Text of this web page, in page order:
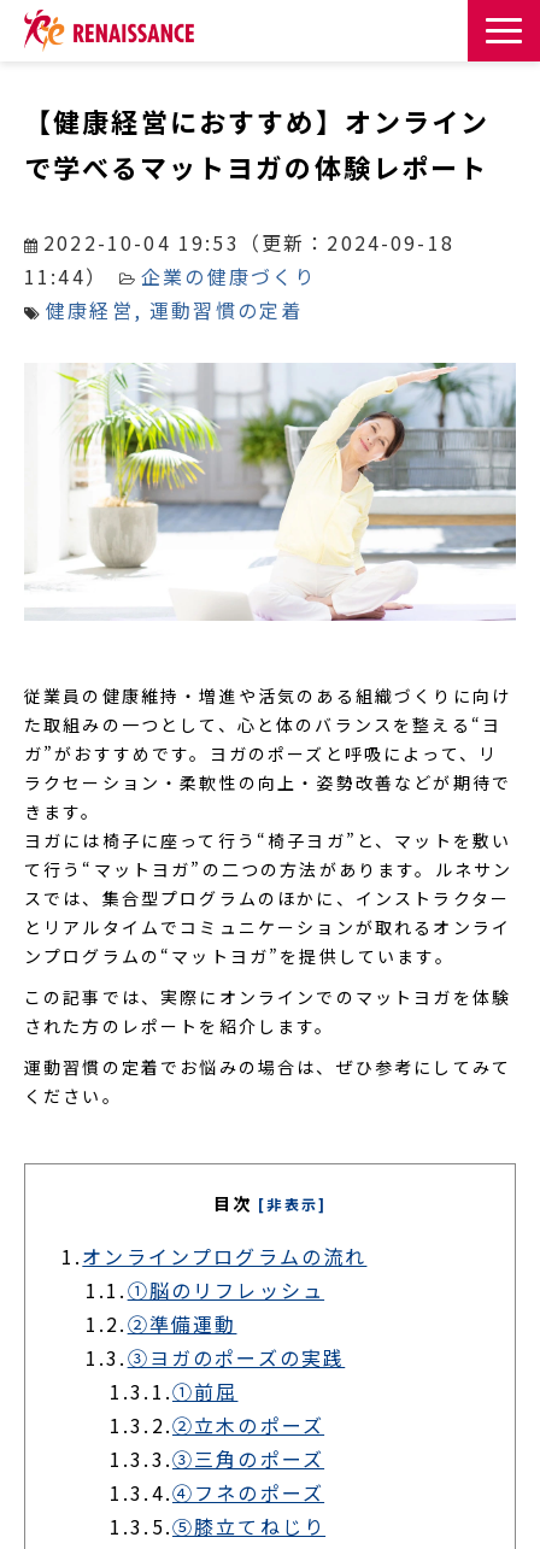
課題・目的からサービスを探す
導入事例
お知らせ
お役立ち記事一覧
お役立ち資料
イベント・セミナー
【健康経営におすすめ】オンライン
で学べるマットヨガの体験レポート
2022-10-04 19:53 （更新： 2024-09-18
11:44）
企業の健康づくり
健康経営
運動習慣の定着
従業員の健康維持・増進や活気のある組織づくりに向け
た取組みの一つとして、心と体のバランスを整える“ヨ
ガ”がおすすめです。ヨガのポーズと呼吸によって、リ
ラクセーション・柔軟性の向上・姿勢改善などが期待で
きます。
ヨガには椅子に座って行う“椅子ヨガ”と、マットを敷い
て行う“マットヨガ”の二つの方法があります。ルネサン
スでは、集合型プログラムのほかに、インストラクター
とリアルタイムでコミュニケーションが取れるオンライ
ンプログラムの“マットヨガ”を提供しています。
この記事では、実際にオンラインでのマットヨガを体験
された方のレポートを紹介します。
運動習慣の定着でお悩みの場合は、ぜひ参考にしてみて
ください。
目次 [非表示]
1.オンラインプログラムの流れ
1.1.①脳のリフレッシュ
1.2.②準備運動
1.3.③ヨガのポーズの実践
1.3.1.①前屈
1.3.2.②立木のポーズ
1.3.3.③三角のポーズ
1.3.4.④フネのポーズ
1.3.5.⑤膝立てねじり